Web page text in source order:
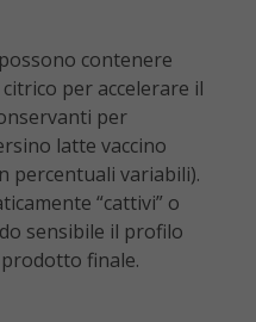
contenere
per accelerare il
per
latte vaccino
percentuali variabili).
“cattivi” o
sensibile il profilo
finale.